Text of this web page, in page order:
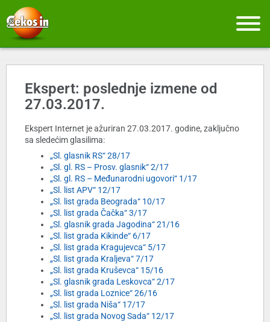
Ekspert: poslednje izmene od
27.03.2017.
Ekspert Internet je ažuriran 27.03.2017. godine, zaključno
sa sledećim glasilima:
„Sl. glasnik RS“ 28/17
„Sl. gl. RS – Prosv. glasnik“ 2/17
„Sl. gl. RS – Međunarodni ugovori“ 1/17
„Sl. list APV“ 12/17
„Sl. list grada Beograda“ 10/17
„Sl. list grada Čačka“ 3/17
„Sl. glasnik grada Jagodina“ 21/16
„Sl. list grada Kikinde“ 6/17
„Sl. list grada Kragujevca“ 5/17
„Sl. list grada Kraljeva“ 7/17
„Sl. list grada Kruševca“ 15/16
„Sl. glasnik grada Leskovca“ 2/17
„Sl. list grada Loznice“ 26/16
„Sl. list grada Niša“ 17/17
„Sl. list grada Novog Sada“ 12/17